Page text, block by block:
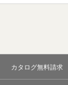
カタログ無料請求